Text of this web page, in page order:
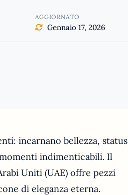
AGGIORNATO
Gennaio 17, 2026
incarnano bellezza, status
indimenticabili. Il
Uniti (UAE) offre pezzi
di eleganza eterna.